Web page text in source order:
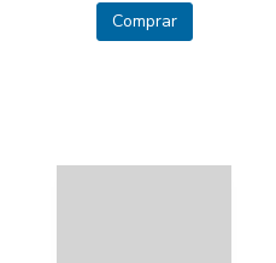
Comprar